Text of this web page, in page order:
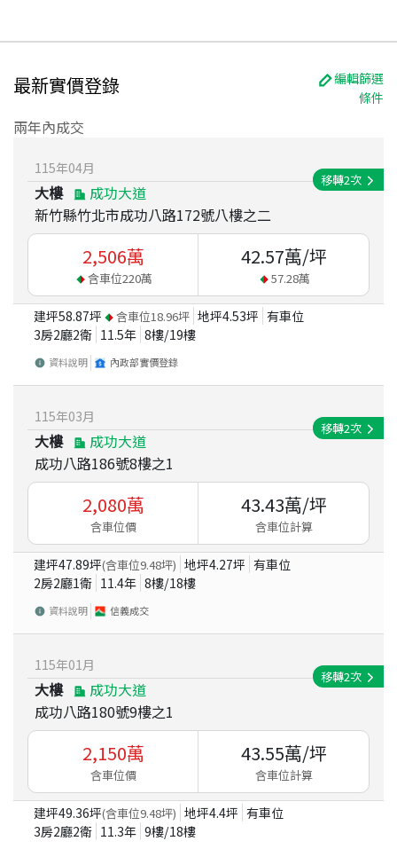
最新實價登錄
編輯篩選
條件
兩年內成交
115年04月
大樓
成功大道
新竹縣竹北市成功八路172號八樓之二
移轉2次
2,506萬
含車位220萬
42.57萬/坪
57.28萬
建坪58.87坪 含車位18.96坪 地坪4.53坪 有車位
3房2廳2衛 11.5年 8樓/19樓
資料說明 內政部實價登錄
115年03月
大樓
成功大道
成功八路186號8樓之1
移轉2次
2,080萬
含車位價
43.43萬/坪
含車位計算
建坪47.89坪(含車位9.48坪) 地坪4.27坪 有車位
2房2廳1衛 11.4年 8樓/18樓
資料說明 信義成交
115年01 月
大樓
成功大道
成功八路180號9樓之1
移轉2次
2,150萬
含車位價
43.55萬/坪
含車位計算
建坪49.36坪(含車位9.48坪) 地坪4.4坪 有車位
3房2廳2衛 11.3年 9樓/18樓